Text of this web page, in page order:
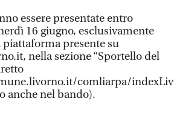
essere presentate entro
16 giugno, esclusivamente
presente su
nella sezione “Sportello del
comliarpa/
anche nel bando).